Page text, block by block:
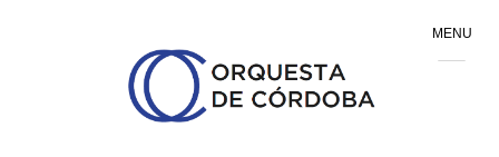
MENU